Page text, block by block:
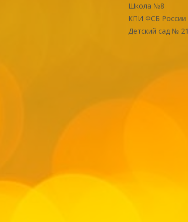
Школа №8
КПИ ФСБ России
Детский сад № 21